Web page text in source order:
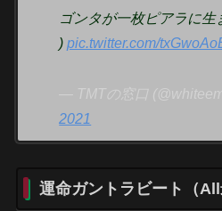
ゴンタが一枚ピアラに生
)pic.twitter.com/
— TMTの窓口
2021
運命ガントラビート（All